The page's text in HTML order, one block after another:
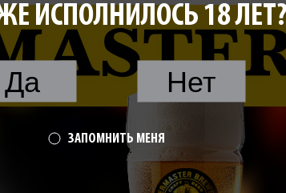
ИСПОЛНИЛОСЬ 18
Да Нет
ЗАПОМНИТЬ МЕНЯ